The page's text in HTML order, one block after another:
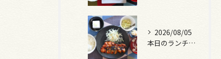
2026/08/05
本日のランチは、ロース豚カツ梅はさみ！